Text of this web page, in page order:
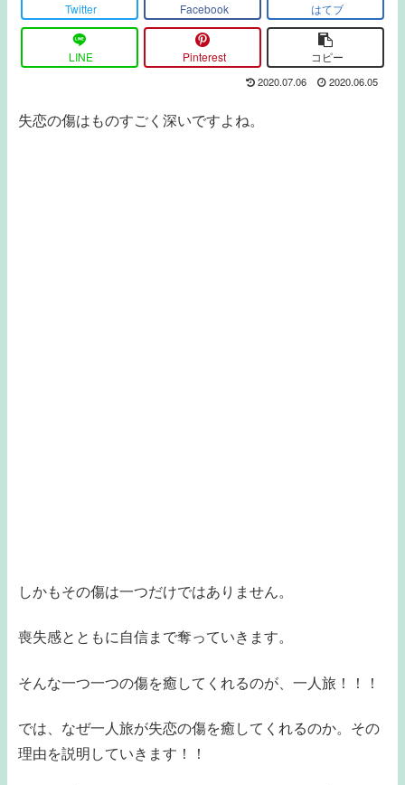
Twitter Facebook はてブ
LINE Pinterest コピー
2020.07.06 2020.06.05
失恋の傷はものすごく深いですよね。
しかもその傷は一つだけではありません。
喪失感とともに自信まで奪っていきます。
そんな一つ一つの傷を癒してくれるのが、一人旅！！！
では、なぜ一人旅が失恋の傷を癒してくれるのか。その
理由を説明していきます！！